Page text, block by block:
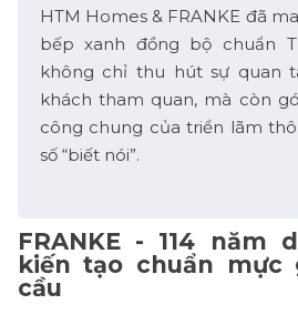
HTM Homes & FRANKE đã
bếp xanh đồng bộ chuẩn
không chỉ thu hút sự quan
khách tham quan, mà còn
công chung của triển lãm
số “biết nói”.
FRANKE - 114 năm
kiến tạo chuẩn mực
cầu